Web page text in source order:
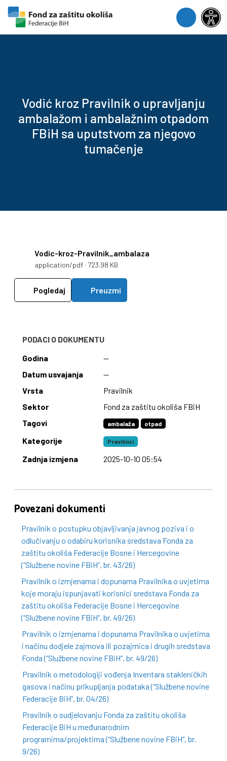
Skip to content
Skip to footer
Menu
Vodić kroz Pravilnik o upravljanju
ambalažom i ambalažnim otpadom
FBiH sa uputstvom za njegovo
tumačenje
Vodic-kroz-Pravilnik_ambalaza
application/pdf · 723.98 KB
Pogledaj Preuzmi
PODACI O DOKUMENTU
Godina
—
Datum usvajanja
—
Vrsta
Pravilnik
Sektor
Fond za zaštitu okoliša FBiH
Tagovi
ambalaža otpad
Kategorije Pravilnici
Zadnja izmjena 2025-10-10 05:54
Povezani dokumenti
Pravilnik o postupku objavljivanja javnog poziva i o
odlučivanju o odabiru korisnika sredstava Fonda za
zaštitu okoliša Federacije Bosne i Hercegovine
(“Službene novine FBiH”, br. 43/26)
Pravilnik o izmjenama i dopunama Pravilnika o uvjetima
koje moraju ispunjavati korisnici sredstava Fonda za
zaštitu okoliša Federacije Bosne i Hercegovine
(“Službene novine FBiH”, br. 49/26)
Pravilnik o izmjenama i dopunama Pravilnika o uvjetima
i načinu dodjele zajmova ili pozajmica i drugih sredstava
Fonda (“Službene novine FBiH”, br. 49/26)
Pravilnik o metodologiji vođenja Inventara stakleničkih
gasova i načinu prikupljanja podataka (“Službene novine
Federacije BiH”, br. 04/26)
Pravilnik o sudjelovanju Fonda za zaštitu okoliša
Federacije BiH u međunarodnim
programima/projektima (“Službene novine FBiH”, br.
9/26)